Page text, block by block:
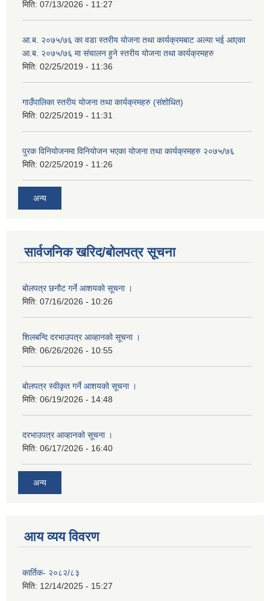
मिति: 07/13/2026 - 11:27
आ.ब. २०७५/७६ का वडा स्तरीय योजना तथा कार्यक्रमबाट अल्या भई आएका
आ.ब. २०७५/७६ मा स‌ंचालन हुने स्तरीय योजना तथा कार्यक्रमहरु
मिति: 02/25/2019 - 11:36
गाउँपालिका स्तरीय योजना तथा कार्यक्रमहरु (स‌ंशोधित)
मिति: 02/25/2019 - 11:31
पुरक विनियोजनमा विनियोजन भएका योजना तथा कार्यक्रमहरु २०७५/७६
मिति: 02/25/2019 - 11:26
अन्य
सार्वजनिक खरिद/बोलपत्र सूचना
बोलपत्र छनौट गर्ने आशयको सूचना ।
मिति: 07/16/2026 - 10:26
शिलबन्दि दरभाउपत्र आव्हानको सूचना ।
मिति: 06/26/2026 - 10:55
बोलपत्र स्वीकृत गर्ने आशयको सूचना ।
मिति: 06/19/2026 - 14:48
दरभाउपत्र आव्हानको सूचना ।
मिति: 06/17/2026 - 16:40
अन्य
आय व्यय विवरण
कार्तिक- २०८२/८३
मिति: 12/14/2025 - 15:27